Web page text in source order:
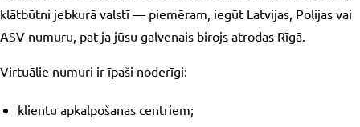
klātbūtni jebkurā valstī — piemēram, iegūt Latvijas, Polijas vai
ASV numuru, pat ja jūsu galvenais birojs atrodas Rīgā.
Virtuālie numuri ir īpaši noderīgi:
klientu apkalpošanas centriem;